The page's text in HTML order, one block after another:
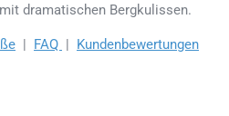
dramatischen Bergkulissen.
| FAQ | Kundenbewertungen